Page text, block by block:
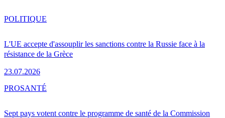
L'UE accepte d'assouplir les sanctions contre la Russie face à la
résistance de la Grèce
23.07.2026
POLITIQUE
Sept pays votent contre le programme de santé de la Commission
PROSANTÉ